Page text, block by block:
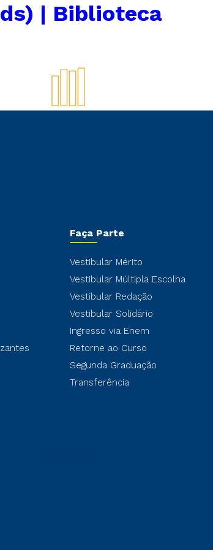
| Biblioteca
Faça Parte
Vestibular Mérito
Vestibular Múltipla Escolha
Vestibular Redação
Vestibular Solidário
Ingresso via Enem
Retorne ao Curso
Segunda Graduação
Transferência